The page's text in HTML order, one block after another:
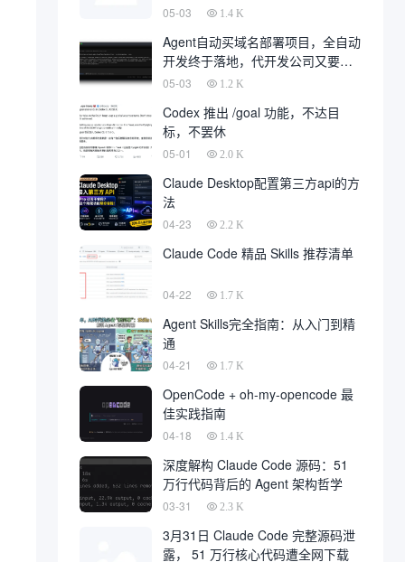
05-03 1.4 K
Agent自动买域名部署项目，全自动
开发终于落地，代开发公司又要倒
一大片
05-03 1.2 K
Codex 推出 /goal 功能，不达目
标，不罢休
05-01 2.0 K
Claude Desktop配置第三方api的方
法
04-23 2.2 K
Claude Code 精品 Skills 推荐清单
04-22 1.7 K
Agent Skills完全指南：从入门到精
通
04-21 1.7 K
OpenCode + oh-my-opencode 最
佳实践指南
04-18 1.4 K
深度解构 Claude Code 源码：51
万行代码背后的 Agent 架构哲学
03-31 2.3 K
3月31日 Claude Code 完整源码泄
露， 51 万行核心代码遭全网下载